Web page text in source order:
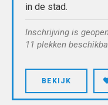
in de stad.
Inschrijving is
11 plekken
BEKIJK